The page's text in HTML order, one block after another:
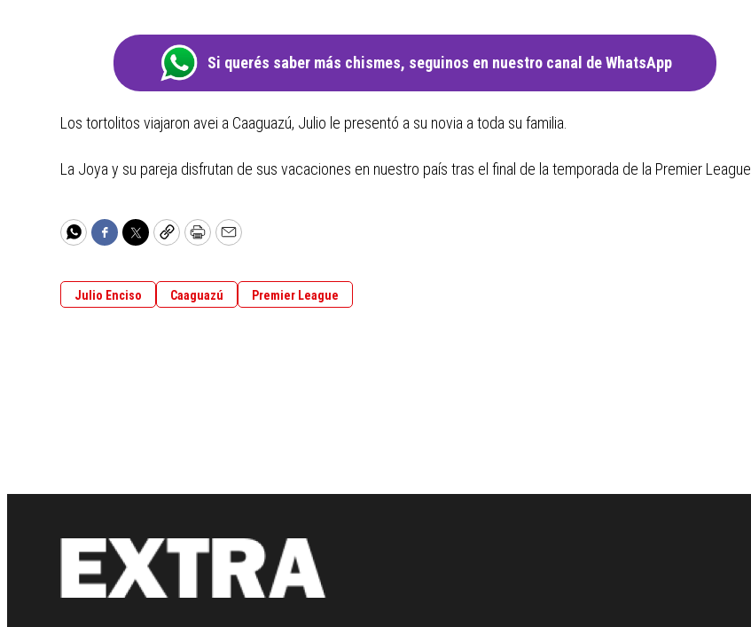
Si querés saber más chismes, seguinos en nuestro canal de WhatsApp
Los tortolitos viajaron avei a Caaguazú, Julio le presentó a su novia a toda su familia.
La Joya y su pareja disfrutan de sus vacaciones en nuestro país tras el final de la temporada de la Premier League.
WhatsApp
Facebook
TwitterCopyPrintEmail
Julio Enciso Caaguazú Premier League